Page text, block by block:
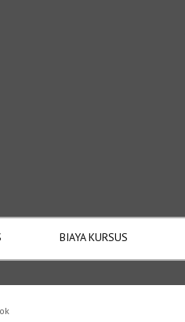
BIAYA KURSUS